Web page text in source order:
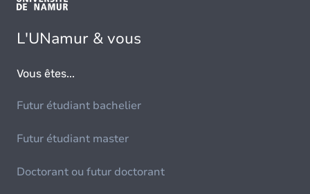
L'UNamur & vous
Vous êtes...
Futur étudiant bachelier
Futur étudiant master
Doctorant ou futur doctorant